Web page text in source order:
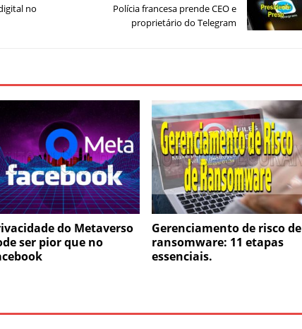
no
Polícia francesa prende CEO e
proprietário do Telegram
do Metaverso
ser pior que no
Gerenciamento de risco de
ransomware: 11 etapas
essenciais.